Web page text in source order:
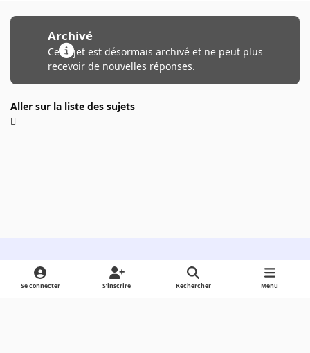
Archivé
Ce sujet est désormais archivé et ne peut plus
recevoir de nouvelles réponses.
Aller sur la liste des sujets
Light ModeDark ModeSystem Preference
Se connecter S’inscrire Rechercher Menu